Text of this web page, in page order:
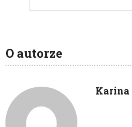
O autorze
Karina